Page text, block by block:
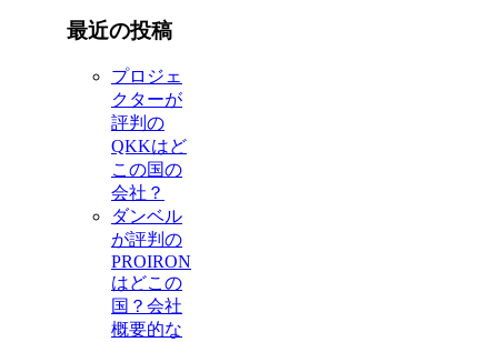
最近の投稿
プロジェ
クターが
評判の
QKKはど
この国の
会社？
ダンベル
が評判の
PROIRON
はどこの
国？会社
概要的な